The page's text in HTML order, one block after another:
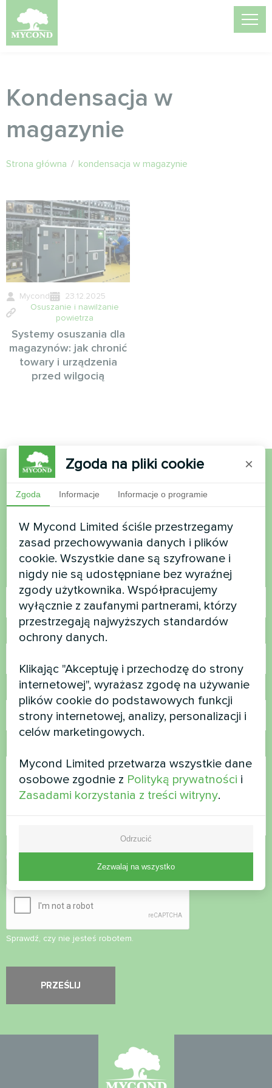
Kondensacja w
magazynie
Strona główna / kondensacja w magazynie
Mycond
23.12.2025
Osuszanie i nawilżanie
powietrza
Systemy osuszania dla
magazynów: jak chronić
towary i urządzenia
przed wilgocią
Chcesz kupić lub masz
pytania?
Skontaktuj się z nami, a pomożemy Ci
Nazwa
Numer telefonu
E-mail
Zaakceptujpolitykę prywatności
Sprawdź, czy nie jesteś robotem.
Zgoda na pliki cookie ×
Zgoda Informacje Informacje o programie
W Mycond Limited ściśle przestrzegamy
zasad przechowywania danych i plików
cookie. Wszystkie dane są szyfrowane i
nigdy nie są udostępniane bez wyraźnej
zgody użytkownika. Współpracujemy
wyłącznie z zaufanymi partnerami, którzy
przestrzegają najwyższych standardów
ochrony danych.
Klikając "Akceptuję i przechodzę do strony
internetowej", wyrażasz zgodę na używanie
plików cookie do podstawowych funkcji
strony internetowej, analizy, personalizacji i
celów marketingowych.
Mycond Limited przetwarza wszystkie dane
osobowe zgodnie z Polityką prywatności i
Zasadami korzystania z treści witryny.
Odrzucić
Zezwalaj na wszystko